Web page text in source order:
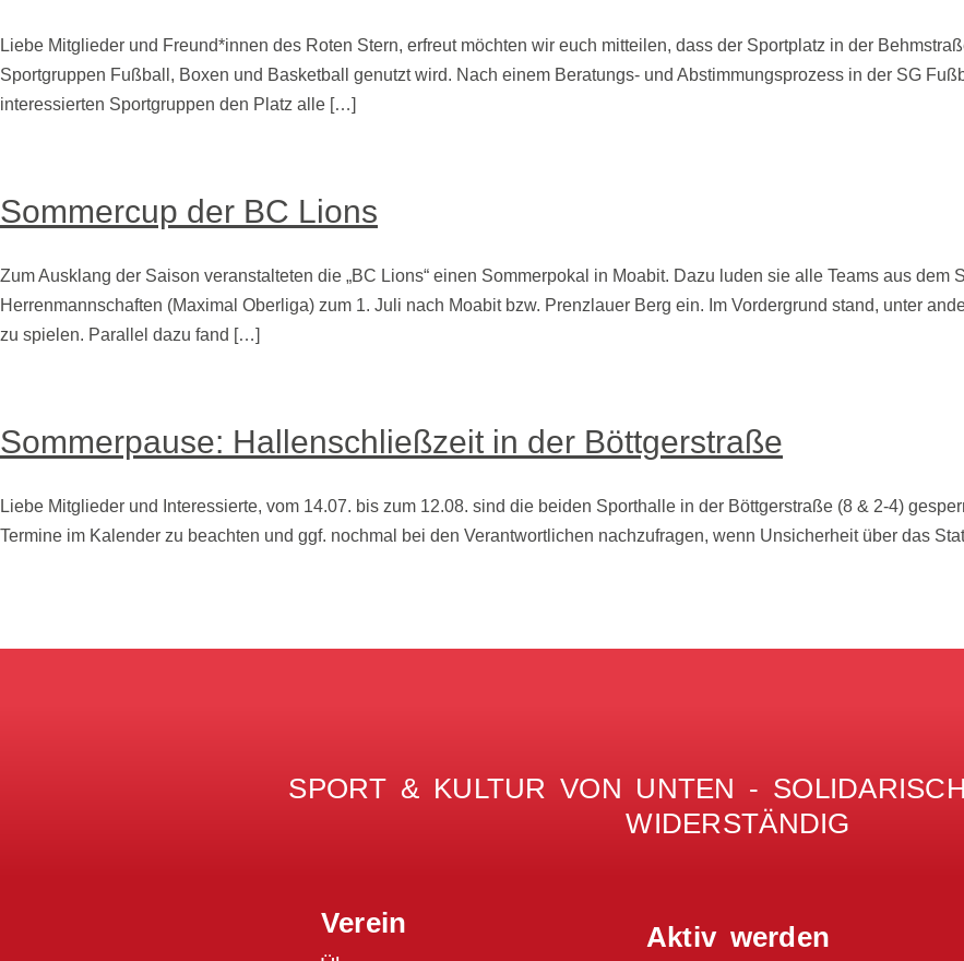
Liebe Mitglieder und Freund*innen des Roten Stern, erfreut möchten wir euch mitteilen, dass der Sportplatz in der
Sportgruppen Fußball, Boxen und Basketball genutzt wird. Nach einem Beratungs- und Abstimmungsprozess in der SG
interessierten Sportgruppen den Platz alle […]
Sommercup der BC Lions
Zum Ausklang der Saison veranstalteten die „BC Lions“ einen Sommerpokal in Moabit. Dazu luden sie alle Teams aus
Herrenmannschaften (Maximal Oberliga) zum 1. Juli nach Moabit bzw. Prenzlauer Berg ein. Im Vordergrund stand, unter
zu spielen. Parallel dazu fand […]
Sommerpause: Hallenschließzeit in der Böttgerstraße
Liebe Mitglieder und Interessierte, vom 14.07. bis zum 12.08. sind die beiden Sporthalle in der Böttgerstraße (8 & 2-4)
Termine im Kalender zu beachten und ggf. nochmal bei den Verantwortlichen nachzufragen, wenn Unsicherheit über das
SPORT & KULTUR VON UNTEN -
WIDERSTÄNDIG
Verein Aktiv werden